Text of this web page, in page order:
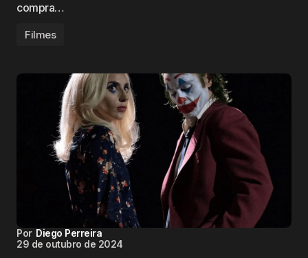
compra…
Filmes
Por Diego Perreira
29 de outubro de 2024